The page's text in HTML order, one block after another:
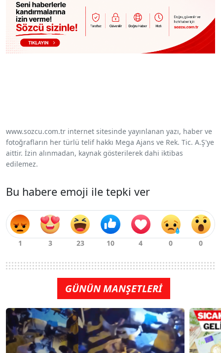
www.sozcu.com.tr internet sitesinde yayınlanan yazı, haber ve
fotoğrafların her türlü telif hakkı Mega Ajans ve Rek. Tic. A.Ş'ye
aittir. İzin alınmadan, kaynak gösterilerek dahi iktibas
edilemez.
Bu habere emoji ile tepki ver
GÜNÜN MANŞETLERİ